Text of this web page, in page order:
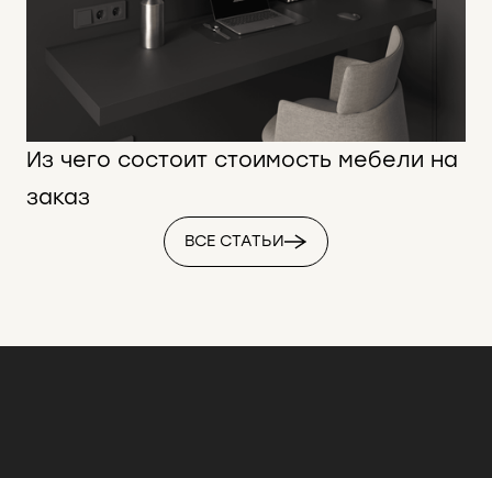
Из чего состоит стоимость мебели на
заказ
ВСЕ СТАТЬИ